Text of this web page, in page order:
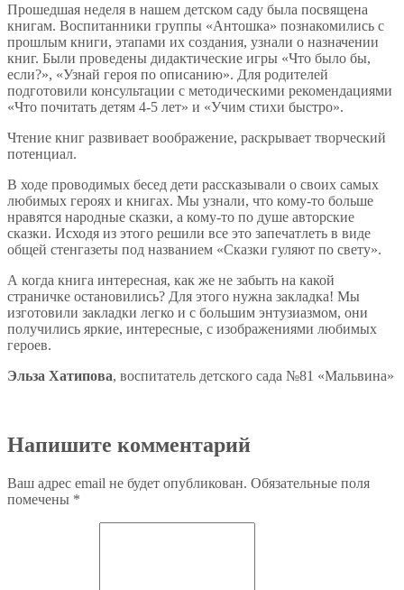
Прошедшая неделя в нашем детском саду была посвящена
книгам. Воспитанники группы «Антошка» познакомились с
прошлым книги, этапами их создания, узнали о назначении
книг. Были проведены дидактические игры «Что было бы,
если?», «Узнай героя по описанию». Для родителей
подготовили консультации с методическими рекомендациями
«Что почитать детям 4-5 лет» и «Учим стихи быстро».
Чтение книг развивает воображение, раскрывает творческий
потенциал.
В ходе проводимых бесед дети рассказывали о своих самых
любимых героях и книгах. Мы узнали, что кому-то больше
нравятся народные сказки, а кому-то по душе авторские
сказки. Исходя из этого решили все это запечатлеть в виде
общей стенгазеты под названием «Сказки гуляют по свету».
А когда книга интересная, как же не забыть на какой
страничке остановились? Для этого нужна закладка! Мы
изготовили закладки легко и с большим энтузиазмом, они
получились яркие, интересные, с изображениями любимых
героев.
Эльза Хатипова, воспитатель детского сада №81 «Мальвина»
Напишите комментарий
Ваш адрес email не будет опубликован. Обязательные поля
помечены *